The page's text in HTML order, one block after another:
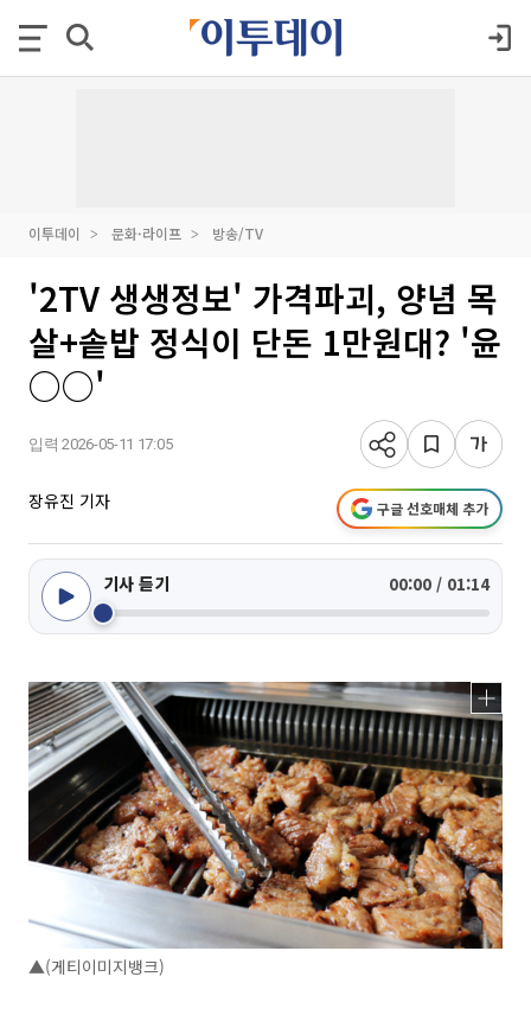
이투데이 문화·라이프 방송/TV
'2TV 생생정보' 가격파괴, 양념 목
살+솥밥 정식이 단돈 1만원대? '윤
○○'
입력 2026-05-11 17:05
장유진 기자 구글 선호매체 추가
기사 듣기 00:00 / 01:14
▲(게티이미지뱅크)